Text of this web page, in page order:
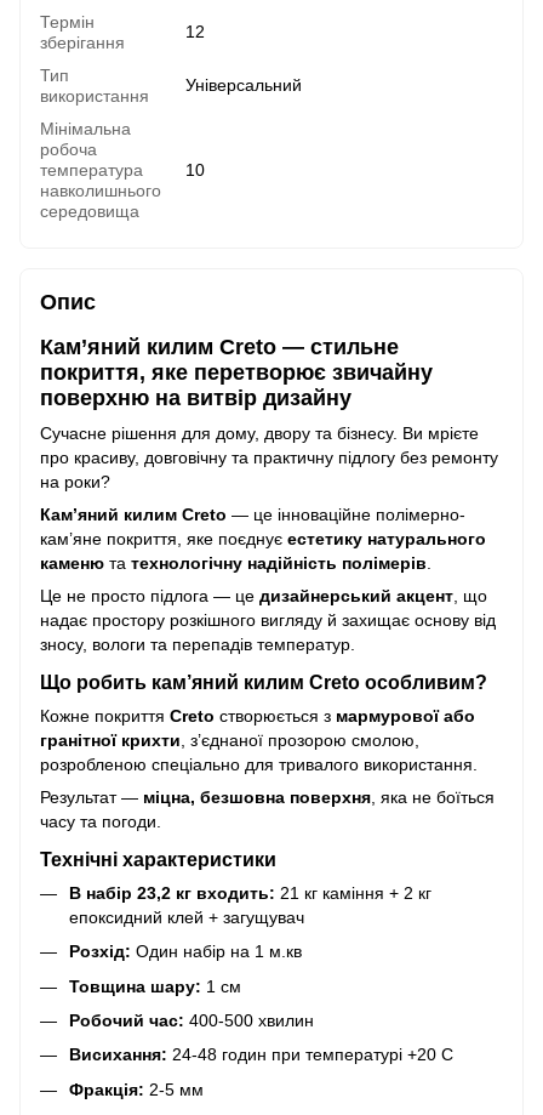
Термін
зберігання
12
Тип
використання
Універсальний
Мінімальна
робоча
температура
навколишнього
середовища
10
Опис
Кам’яний килим Creto — стильне
покриття, яке перетворює звичайну
поверхню на витвір дизайну
Сучасне рішення для дому, двору та бізнесу. Ви мрієте
про красиву, довговічну та практичну підлогу без ремонту
на роки?
Кам’яний килим Creto — це інноваційне полімерно-
кам’яне покриття, яке поєднує естетику натурального
каменю та технологічну надійність полімерів
Це не просто підлога — це дизайнерський акцент , що
надає простору розкішного вигляду й захищає основу від
зносу, вологи та перепадів температур.
Що робить кам’яний килим Creto особливим?
Кожне покриття Creto створюється з мармурової або
гранітної крихти , з’єднаної прозорою смолою,
розробленою спеціально для тривалого використання.
Результат — міцна, безшовна поверхня , яка не боїться
часу та погоди.
Технічні характеристики
В набір 23,2 кг входить: 21 кг каміння + 2 кг
епоксидний клей + загущувач
Розхід: Один набір на 1 м.кв
Товщина шару: 1 см
Робочий час: 400-500 хвилин
Висихання: 24-48 годин при температурі +20 С
Фракція: 2-5 мм